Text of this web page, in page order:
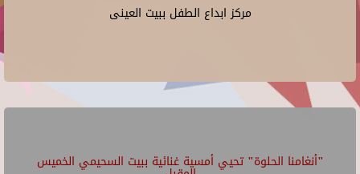
مركز ابداع الطفل ببيت العينى
"أنغامنا الحلوة" تحيي أمسية غنائية ببيت السحيمي الخميس